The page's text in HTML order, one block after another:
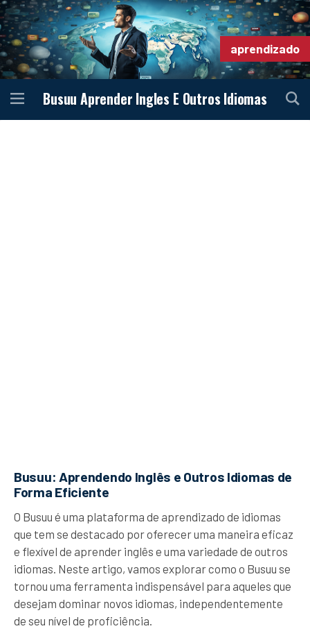
aprendizado
Busuu Aprender Ingles E Outros Idiomas
Busuu: Aprendendo Inglês e Outros Idiomas de
Forma Eficiente
O Busuu é uma plataforma de aprendizado de idiomas
que tem se destacado por oferecer uma maneira eficaz
e flexível de aprender inglês e uma variedade de outros
idiomas. Neste artigo, vamos explorar como o Busuu se
tornou uma ferramenta indispensável para aqueles que
desejam dominar novos idiomas, independentemente
de seu nível de proficiência.